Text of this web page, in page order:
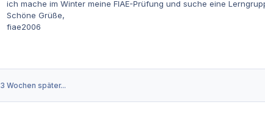
ich mache im Winter meine FIAE-Prüfung und suche eine
Schöne Grüße,
fiae2006
3 Wochen später...